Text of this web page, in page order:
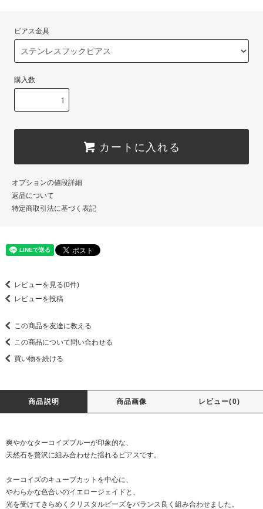
ピアス金具
購入数
カートに入れる
オプションの値段詳細
返品について
特定商取引法に基づく表記
レビューを見る(0件)
レビューを投稿
この商品を友達に教える
この商品について問い合わせる
買い物を続ける
商品説明 商品画像 レビュー(0)
爽やかなターコイズブルーが印象的な、
天然石を贅沢に組み合わせた揺れるピアスです。
ターコイズのキューブカットを中心に、
やわらかな色合いのイエロージェイドと、
光を受けてきらめくクリスタルビーズをバランス良く組み合わせました。